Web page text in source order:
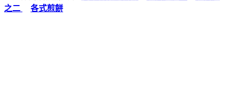
之二
各式煎餅